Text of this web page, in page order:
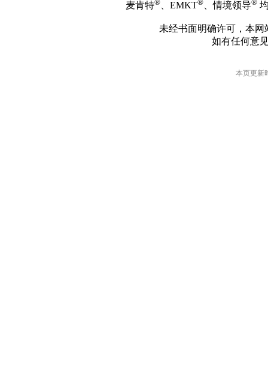
麦肯特® 、EMKT® 、情境领导®
未经书面明确许可，本
如有任何意
本页更新